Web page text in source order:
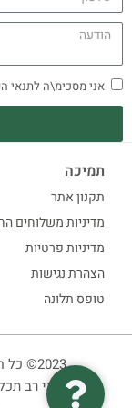
אני מסכימ\ה לתנאי
תמיכה
תקנון אתר
מדיניות משלוחים
מדיניות פרטיות
הצהרת נגישות
טופס תלונה
ביתי רב